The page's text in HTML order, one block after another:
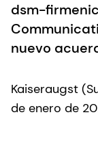
dsm-
nuevo
Kaiseraugst
de enero de